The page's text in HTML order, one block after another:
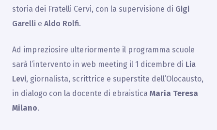
storia dei Fratelli Cervi, con la supervisione di Gigi
Garelli e Aldo Rolfi.
Ad impreziosire ulteriormente il programma scuole
sarà l’intervento in web meeting il 1 dicembre di Lia
Levi, giornalista, scrittrice e superstite dell’Olocausto,
in dialogo con la docente di ebraistica Maria Teresa
Milano.